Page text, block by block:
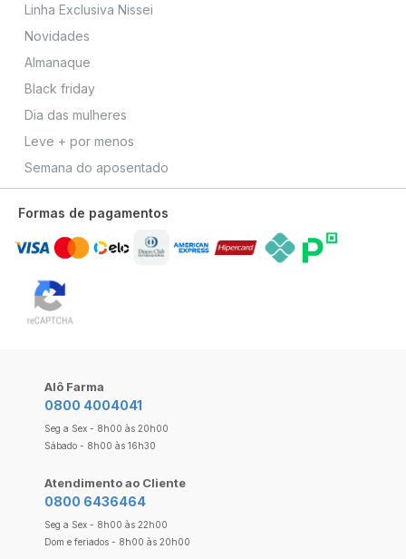
Linha Exclusiva Nissei
Novidades
Almanaque
Black friday
Dia das mulheres
Leve + por menos
Semana do aposentado
Formas de pagamentos
Alô Farma
0800 4004041
Seg a Sex - 8h00 às 20h00
Sábado - 8h00 às 16h30
Atendimento ao Cliente
0800 6436464
Seg a Sex - 8h00 às 22h00
Dom e feriados - 8h00 às 20h00